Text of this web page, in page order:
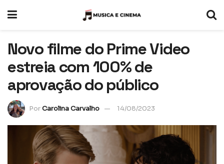
Novo filme do Prime Video
estreia com 100% de
aprovação do público
PorCarolina Carvalho 14/08/2023